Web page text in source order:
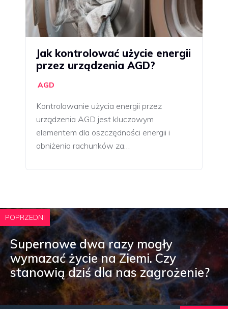
Jak kontrolować użycie energii
przez urządzenia AGD?
AGD
Kontrolowanie użycia energii przez
urządzenia AGD jest kluczowym
elementem dla oszczędności energii i
obniżenia rachunków za…
POPRZEDNI
Supernowe dwa razy mogły
wymazać życie na Ziemi. Czy
stanowią dziś dla nas zagrożenie?